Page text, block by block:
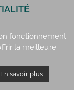
fonctionnement
la meilleure
En savoir plus